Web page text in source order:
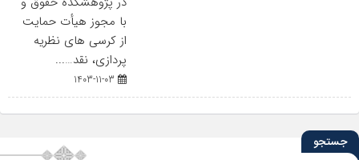
با مجوز هیأت حمایت
از کرسی های نظریه
پردازی، نقد…...
جستجو